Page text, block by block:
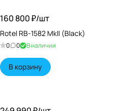
160 800 ₽/шт
Rotel RB-1582 MkII (Black)
0 0 В наличии
В корзину